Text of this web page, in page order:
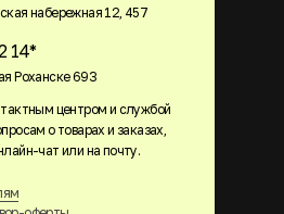
набережная 12, 457
14*
Роханске 693
центром и службой
о товарах и заказах,
чат или на почту.